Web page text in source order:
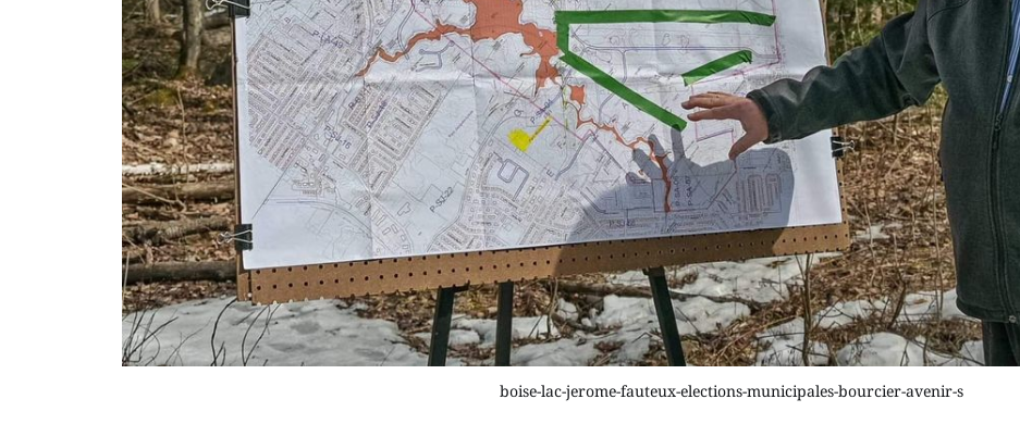
boise-lac-jerome-fauteux-elections-municipales-bourcier-avenir-s